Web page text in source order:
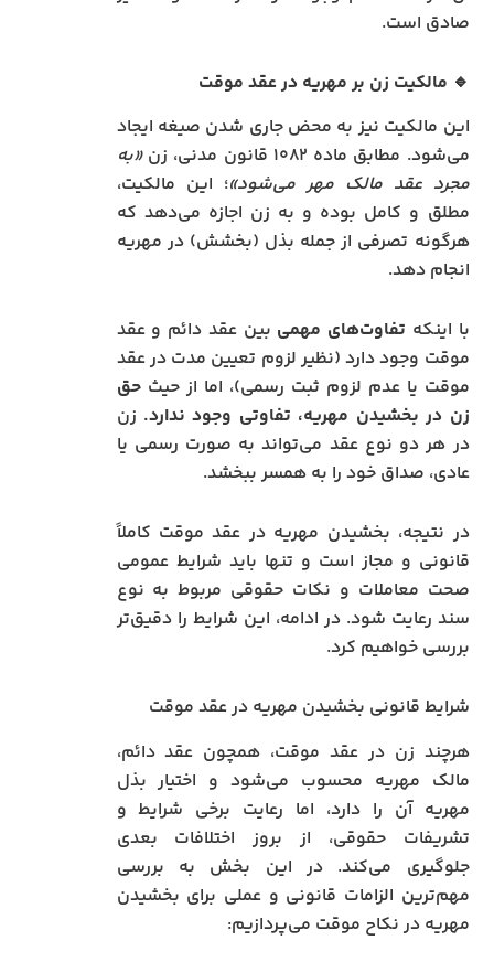
صادق است.
🔹 مالکیت زن بر مهریه در عقد موقت
این مالکیت نیز به محض جاری شدن صیغه ایجاد
می‌شود. مطابق ماده ۱۰۸۲ قانون مدنی، زن
«به
مجرد عقد مالک مهر می‌شود»؛ این مالکیت،
مطلق و کامل بوده و به زن اجازه می‌دهد که
هرگونه تصرفی از جمله بذل (بخشش) در مهریه
انجام دهد.
با اینکه تفاوت‌های مهمی بین عقد دائم و عقد
موقت وجود دارد (نظیر لزوم تعیین مدت در عقد
موقت یا عدم لزوم ثبت رسمی)، اما از حیثحق
زن در بخشیدن مهریه، تفاوتی وجود ندارد. زن
در هر دو نوع عقد می‌تواند به صورت رسمی یا
عادی، صداق خود را به همسر ببخشد.
در نتیجه، بخشیدن مهریه در عقد موقت کاملاً
قانونی و مجاز است و تنها باید شرایط عمومی
صحت معاملات و نکات حقوقی مربوط به نوع
سند رعایت شود. در ادامه، این شرایط را دقیق‌تر
بررسی خواهیم کرد.
شرایط قانونی بخشیدن مهریه در عقد موقت
هرچند زن در عقد موقت، همچون عقد دائم،
مالک مهریه محسوب می‌شود و اختیار بذل
مهریه آن را دارد، اما رعایت برخی شرایط و
تشریفات حقوقی، از بروز اختلافات بعدی
جلوگیری می‌کند. در این بخش به بررسی
مهم‌ترین الزامات قانونی و عملی برای بخشیدن
مهریه در نکاح موقت می‌پردازیم: